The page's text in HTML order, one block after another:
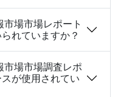
場市場レポート
れていますか？
場市場調査レポ
が使用されてい